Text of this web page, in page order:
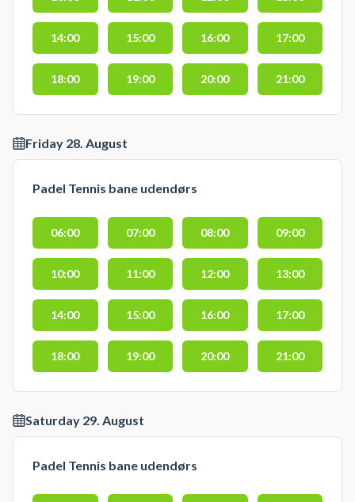
14:00 15:00 16:00 17:00
18:00 19:00 20:00 21:00
Friday 28. August
Padel Tennis bane udendørs
06:00 07:00 08:00 09:00
10:00 11:00 12:00 13:00
14:00 15:00 16:00 17:00
18:00 19:00 20:00 21:00
Saturday 29. August
Padel Tennis bane udendørs